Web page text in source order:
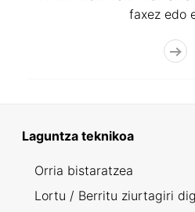
faxez edo
Laguntza teknikoa
Orria bistaratzea
Lortu / Berritu ziurtagiri